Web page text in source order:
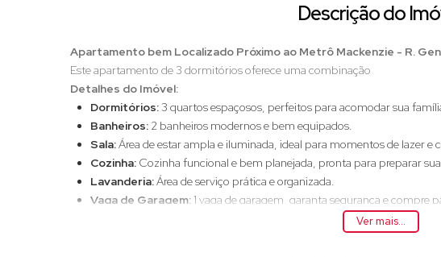
Descrição do
Apartamento bem Localizado Próximo ao Metrô Mackenzie - R.
Este apartamento de 3 dormitórios oferece uma combinação
Detalhes do Imóvel:
Dormitórios:3 quartos espaçosos, perfeitos para acomodar sua
Banheiros: 2 banheiros modernos e bem equipados.
Sala:Área de estar ampla e iluminada, ideal para momentos de lazer e
Cozinha: Cozinha funcional e bem planejada, pronta para preparar
Lavanderia:Área de serviço prática e organizada.
Vaga de Garagem: 1 vaga de garagem, garanta segurança e compre
Facilmente acessível para
Ver mais...